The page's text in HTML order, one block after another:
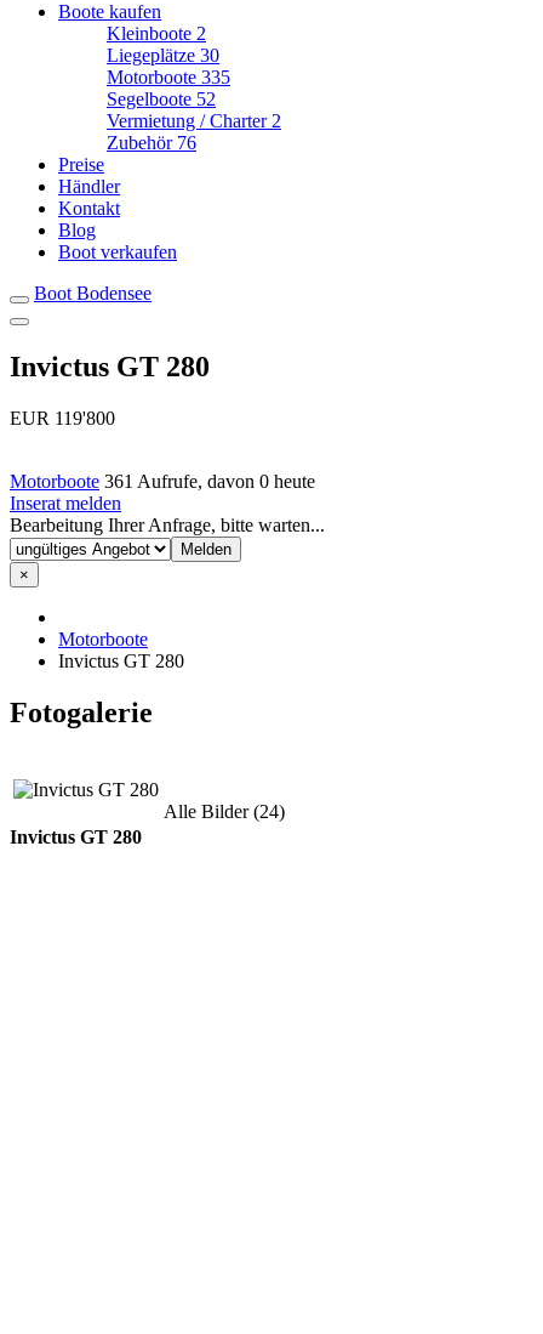
Boote kaufen
Kleinboote 2
Liegeplätze 30
Motorboote 335
Segelboote 52
Vermietung / Charter 2
Zubehör 76
Preise
Händler
Kontakt
Blog
Boot verkaufen
Boot Bodensee
Invictus GT 280
EUR 119'800
Motorboote 361 Aufrufe, davon 0 heute
Inserat melden
Bearbeitung Ihrer Anfrage, bitte warten...
×
Motorboote
Invictus GT 280
Fotogalerie
Alle Bilder (24)
Invictus GT 280